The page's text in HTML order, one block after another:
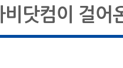
비닷컴이 걸어